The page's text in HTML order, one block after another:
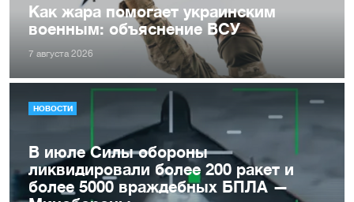
Как жара помогает украинским
военным: объяснение ВСУ
7 августа 2026
НОВОСТИ
В июле Силы обороны
ликвидировали более 200 ракет и
более 5000 враждебных БПЛА —